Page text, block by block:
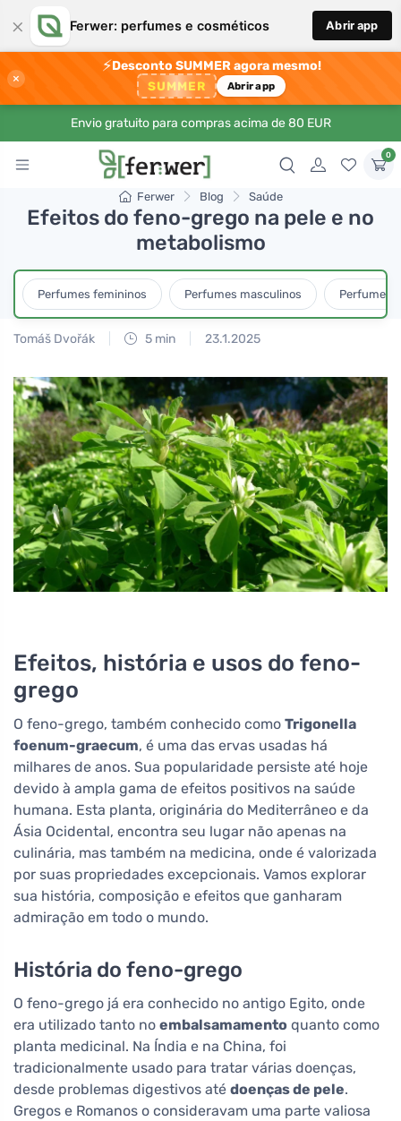
× Ferwer: perfumes e cosméticos Abrir app
×
⚡Desconto SUMMER agora mesmo!
SUMMER Abrir app
Envio gratuito para compras acima de 80 EUR
0
Ferwer Blog Saúde
Efeitos do feno-grego na pele e no
metabolismo
Perfumes femininos Perfumes masculinos Perfumes
Tomáš Dvořák 5 min 23.1.2025
Efeitos, história e usos do feno-
grego
O feno-grego, também conhecido como Trigonella
foenum-graecum, é uma das ervas usadas há
milhares de anos. Sua popularidade persiste até hoje
devido à ampla gama de efeitos positivos na saúde
humana. Esta planta, originária do Mediterrâneo e da
Ásia Ocidental, encontra seu lugar não apenas na
culinária, mas também na medicina, onde é valorizada
por suas propriedades excepcionais. Vamos explorar
sua história, composição e efeitos que ganharam
admiração em todo o mundo.
História do feno-grego
O feno-grego já era conhecido no antigo Egito, onde
era utilizado tanto no embalsamamento quanto como
planta medicinal. Na Índia e na China, foi
tradicionalmente usado para tratar várias doenças,
desde problemas digestivos até doenças de pele.
Gregos e Romanos o consideravam uma parte valiosa